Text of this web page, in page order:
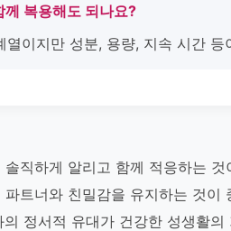
복용해도 되나요?
열이지만 성분, 용량, 지속 시간
직하게 알리고 함께 적응하는 것
트너와 친밀감을 유지하는 것이
정서적 유대가 건강한 성생활의